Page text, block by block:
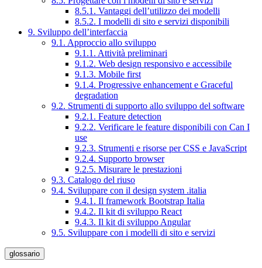
8.5.1. Vantaggi dell’utilizzo dei modelli
8.5.2. I modelli di sito e servizi disponibili
9. Sviluppo dell’interfaccia
9.1. Approccio allo sviluppo
9.1.1. Attività preliminari
9.1.2. Web design responsivo e accessibile
9.1.3. Mobile first
9.1.4. Progressive enhancement e Graceful
degradation
9.2. Strumenti di supporto allo sviluppo del software
9.2.1. Feature detection
9.2.2. Verificare le feature disponibili con Can I
use
9.2.3. Strumenti e risorse per CSS e JavaScript
9.2.4. Supporto browser
9.2.5. Misurare le prestazioni
9.3. Catalogo del riuso
9.4. Sviluppare con il design system .italia
9.4.1. Il framework Bootstrap Italia
9.4.2. Il kit di sviluppo React
9.4.3. Il kit di sviluppo Angular
9.5. Sviluppare con i modelli di sito e servizi
glossario